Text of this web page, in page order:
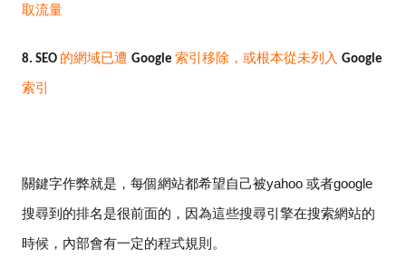
取流量
8. SEO 的網域已遭 Google 索引移除，或根本從未列入 Google
索引
關鍵字作弊就是，每個網站都希望自己被yahoo 或者google
搜尋到的排名是很前面的，因為這些搜尋引擎在搜索網站的
時候，內部會有一定的程式規則。